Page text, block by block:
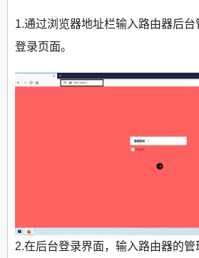
1.通过浏览器地址栏输入路由器后
登录页面。
2.在后台登录界面，输入路由器的